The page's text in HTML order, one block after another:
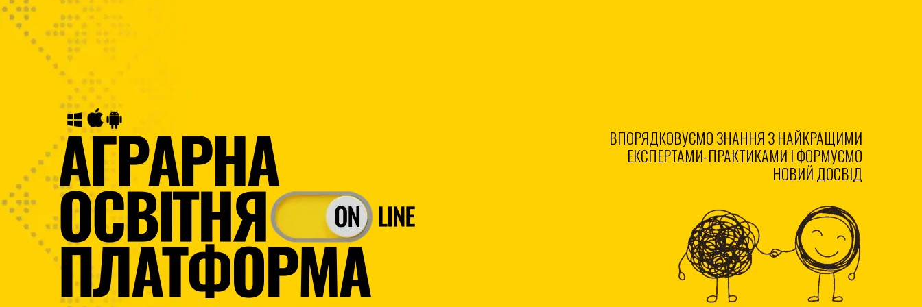
ВПОРЯДКОВУЄМО ЗНАННЯ З НАЙКРАЩИМИ
ЕКСПЕРТАМИ-ПРАКТИКАМИ І ФОРМУЄМО
НОВИЙ ДОСВІД